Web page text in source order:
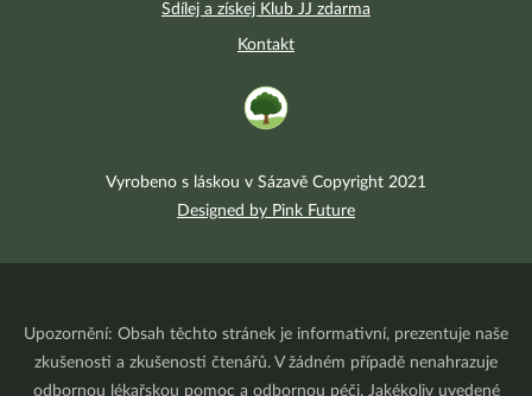
Sdílej a získej Klub JJ zdarma
Kontakt
Vyrobeno s láskou v Sázavě Copyright 2021
Designed by Pink Future
Upozornění: Obsah těchto stránek je informativní, prezentuje naše
zkušenosti a zkušenosti čtenářů. V žádném případě nenahrazuje
odbornou lékařskou pomoc a odbornou péči. Jakékoliv uvedené